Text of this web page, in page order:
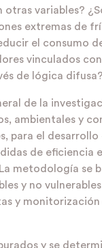
otras variables?
extremas de
el consumo
vinculados
de lógica difusa?
de la
ambientales y
para el
de eficiencia
metodología se
y no
y
y se